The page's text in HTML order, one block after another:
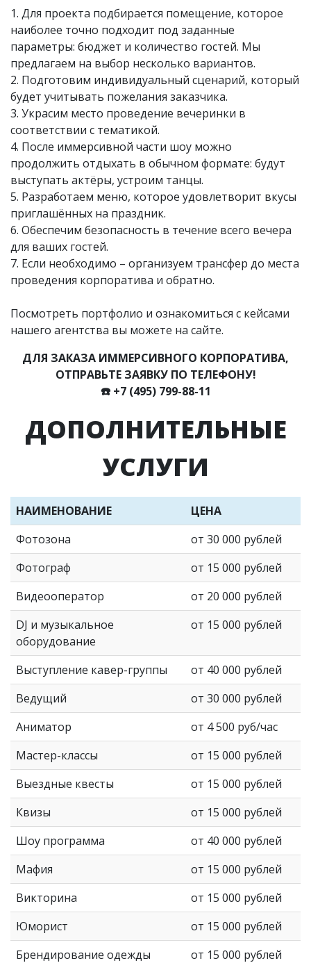
1. Для проекта подбирается помещение, которое
наиболее точно подходит под заданные
параметры: бюджет и количество гостей. Мы
предлагаем на выбор несколько вариантов.
2. Подготовим индивидуальный сценарий, который
будет учитывать пожелания заказчика.
3. Украсим место проведение вечеринки в
соответствии с тематикой.
4. После иммерсивной части шоу можно
продолжить отдыхать в обычном формате: будут
выступать актёры, устроим танцы.
5. Разработаем меню, которое удовлетворит вкусы
приглашённых на праздник.
6. Обеспечим безопасность в течение всего вечера
для ваших гостей.
7. Если необходимо – организуем трансфер до места
проведения корпоратива и обратно.
Посмотреть портфолио и ознакомиться с кейсами
нашего агентства вы можете на сайте.
ДЛЯ ЗАКАЗА ИММЕРСИВНОГО КОРПОРАТИВА,
ОТПРАВЬТЕ ЗАЯВКУ ПО ТЕЛЕФОНУ!
☎️ +7 (495) 799-88-11
ДОПОЛНИТЕЛЬНЫЕ
УСЛУГИ
НАИМЕНОВАНИЕ
ЦЕНА
Фотозона
от 30 000 рублей
Фотограф
от 15 000 рублей
Видеооператор
от 20 000 рублей
DJ и музыкальное
оборудование
от 15 000 рублей
Выступление кавер-группы
от 40 000 рублей
Ведущий
от 30 000 рублей
Аниматор
от 4 500 руб/час
Мастер-классы
от 15 000 рублей
Выездные квесты
от 15 000 рублей
Квизы
от 15 000 рублей
Шоу программа
от 40 000 рублей
Мафия
от 15 000 рублей
Викторина
от 15 000 рублей
Юморист
от 15 000 рублей
Брендирование одежды
от 15 000 рублей